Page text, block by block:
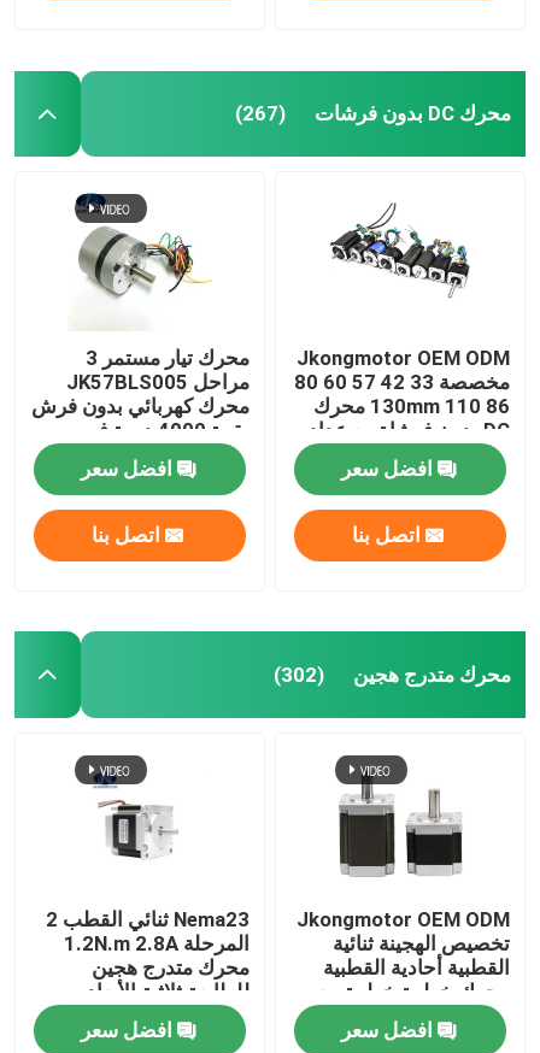
محرك DC بدون فرشات (267)
Jkongmotor OEM ODM
مخصصة 33 42 57 60 80
86 110 130mm محرك
DC بدون فرشاة مع عداد
الفرامل علبة التروس
المدمجة في السائق
افضل سعر
اتصل بنا
محرك تيار مستمر 3
مراحل JK57BLS005
محرك كهربائي بدون فرش
بقوة 4000 دورة في
الدقيقة 36 فولت 23 واط
مع CE ROHS
افضل سعر
اتصل بنا
محرك متدرج هجين (302)
Jkongmotor OEM ODM
تخصيص الهجينة ثنائية
القطبية أحادية القطبية
محرك خطوة خطوة مع
علبة التروس مكيف
الفرامل مدمجة السائق
افضل سعر
Nema23 ثنائي القطب 2
المرحلة 1.2N.m 2.8A
محرك متدرج هجين
للطابعة ثلاثية الأبعاد
افضل سعر